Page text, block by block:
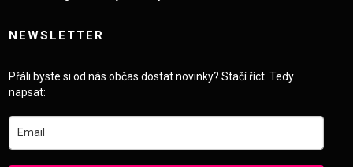
NEWSLETTER
Přáli byste si od nás občas dostat novinky? Stačí říct. Tedy
napsat: